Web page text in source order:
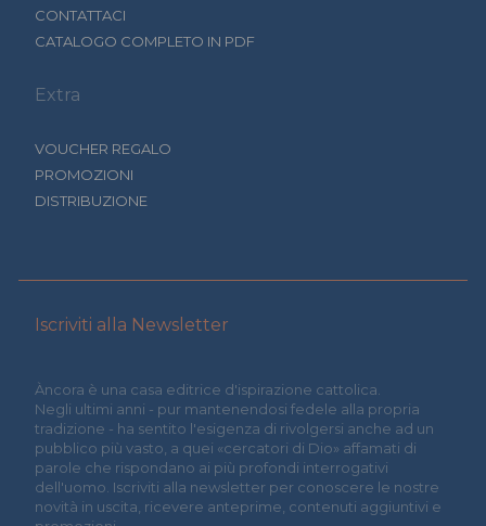
CONTATTACI
CATALOGO COMPLETO IN PDF
Extra
VOUCHER REGALO
PROMOZIONI
DISTRIBUZIONE
Iscriviti alla Newsletter
Àncora è una casa editrice d'ispirazione cattolica.
Negli ultimi anni - pur mantenendosi fedele alla propria
tradizione - ha sentito l'esigenza di rivolgersi anche ad un
pubblico più vasto, a quei «cercatori di Dio» affamati di
parole che rispondano ai più profondi interrogativi
dell'uomo. Iscriviti alla newsletter per conoscere le nostre
novità in uscita, ricevere anteprime, contenuti aggiuntivi e